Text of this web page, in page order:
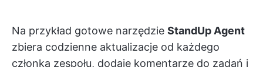
Na przykład gotowe narzędzie StandUp Agent
zbiera codzienne aktualizacje od każdego
członka zespołu, dodaje komentarze do zadań i